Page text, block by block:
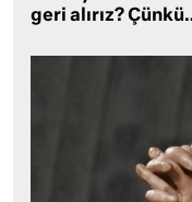
geri alırız?